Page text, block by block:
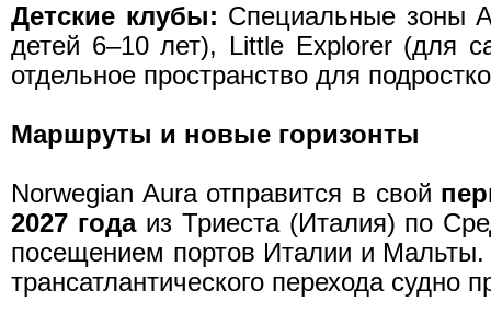
Детские клубы: Специальные зоны
детей 6–10 лет), Little Explorer (для
отдельное пространство для
Маршруты и новые горизонты
Norwegian Aura отправится в свой
2027 годаиз Триеста (Италия) по
посещением портов Италии и Мальты.
трансатлантического перехода судно